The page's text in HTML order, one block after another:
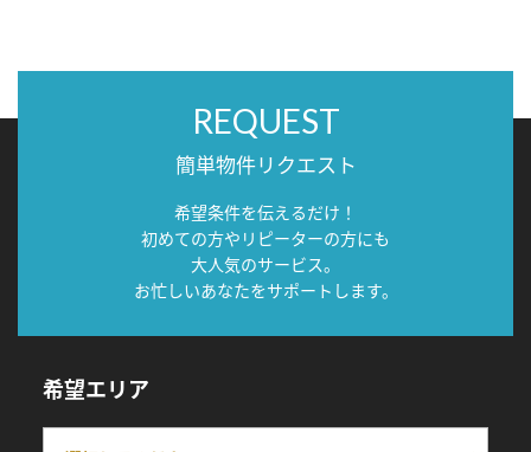
REQUEST
簡単物件リクエスト
希望条件を伝えるだけ！
初めての方やリピーターの方にも
大人気のサービス。
お忙しいあなたをサポートします。
希望エリア